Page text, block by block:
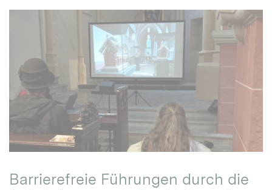
Barrierefreie Führungen durch die